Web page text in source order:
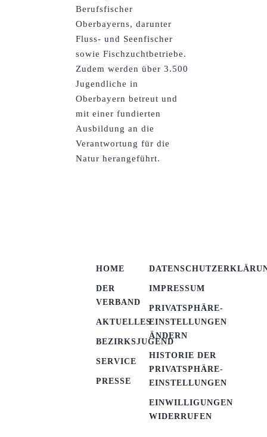
Berufsfischer
Oberbayerns, darunter
Fluss- und Seenfischer
sowie Fischzuchtbetriebe.
Zudem werden über 3.500
Jugendliche in
Oberbayern betreut und
mit einer fundierten
Ausbildung an die
Verantwortung für die
Natur herangeführt.
HOME
DER
VERBAND
AKTUELLES
BEZIRKSJUGEND
SERVICE
PRESSE
IMPRESSUM
PRIVATSPHÄRE-
EINSTELLUNGEN
ÄNDERN
HISTORIE DER
PRIVATSPHÄRE-
EINSTELLUNGEN
EINWILLIGUNGEN
WIDERRUFEN